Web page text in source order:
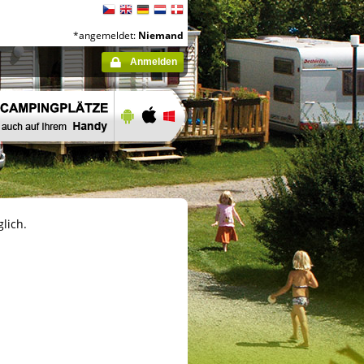
*angemeldet: Niemand
Anmelden